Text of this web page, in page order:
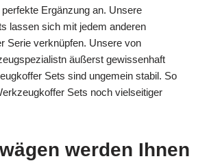
Ergänzung an. Unsere
lassen sich mit jedem anderen
Serie verknüpfen. Unsere von
äußerst gewissenhaft
Sets sind ungemein stabil. So
Sets noch vielseitiger
werden Ihnen